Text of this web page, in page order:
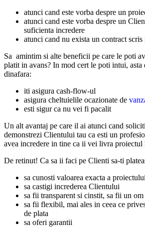
atunci cand este vorba despre un
atunci cand este vorba despre un
suficienta incredere
atunci cand nu exista un contract
Sa amintim si alte beneficii pe care le poti
platit in avans? In mod cert le poti intui, asta
dinafara:
iti asigura cash-flow-ul
asigura cheltuielile ocazionate de
esti sigur ca nu vei fi pacalit
Un alt avantaj pe care il ai atunci cand
demonstrezi Clientului tau ca esti un
avea incredere in tine ca ii vei livra proiectul
De retinut! Ca sa ii faci pe Clienti sa-ti
sa cunosti valoarea exacta a
sa castigi increderea Clientului
sa fii transparent si cinstit, sa fii un
sa fii flexibil, mai ales in ceea ce
de plata
sa oferi garantii